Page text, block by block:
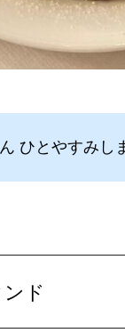
ひとやすみし
ド